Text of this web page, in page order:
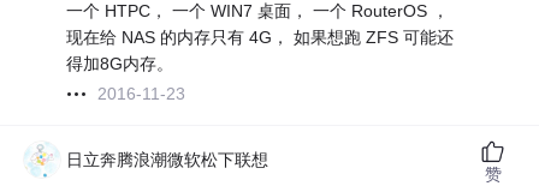
一个 HTPC， 一个 WIN7 桌面， 一个 RouterOS ，
现在给 NAS 的内存只有 4G， 如果想跑 ZFS 可能还
得加8G内存。
2016-11-23
日立奔腾浪潮微软松下联想
赞